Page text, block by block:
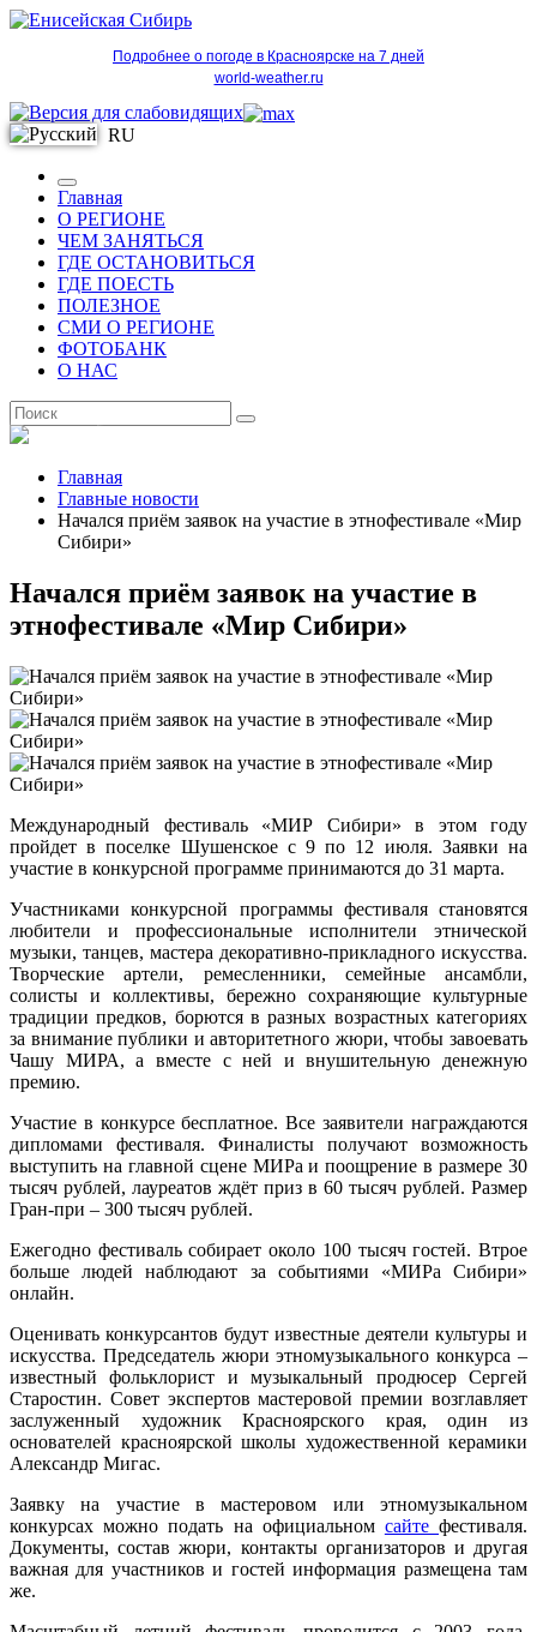
Подробнее о погоде в Красноярске на 7 дней
world-weather.ru
RU
Главная
О РЕГИОНЕ
ЧЕМ ЗАНЯТЬСЯ
ГДЕ ОСТАНОВИТЬСЯ
ГДЕ ПОЕСТЬ
ПОЛЕЗНОЕ
СМИ О РЕГИОНЕ
ФОТОБАНК
О НАС
Главная
Главные новости
Начался приём заявок на участие в этнофестивале «Мир
Сибири»
Начался приём заявок на участие в
этнофестивале «Мир Сибири»
Международный фестиваль «МИР Сибири» в этом году
пройдет в поселке Шушенское с 9 по 12 июля. Заявки на
участие в конкурсной программе принимаются до 31 марта.
Участниками конкурсной программы фестиваля становятся
любители и профессиональные исполнители этнической
музыки, танцев, мастера декоративно-прикладного искусства.
Творческие артели, ремесленники, семейные ансамбли,
солисты и коллективы, бережно сохраняющие культурные
традиции предков, борются в разных возрастных категориях
за внимание публики и авторитетного жюри, чтобы завоевать
Чашу МИРА, а вместе с ней и внушительную денежную
премию.
Участие в конкурсе бесплатное. Все заявители награждаются
дипломами фестиваля. Финалисты получают возможность
выступить на главной сцене МИРа и поощрение в размере 30
тысяч рублей, лауреатов ждёт приз в 60 тысяч рублей. Размер
Гран-при – 300 тысяч рублей.
Ежегодно фестиваль собирает около 100 тысяч гостей. Втрое
больше людей наблюдают за событиями «МИРа Сибири»
онлайн.
Оценивать конкурсантов будут известные деятели культуры и
искусства. Председатель жюри этномузыкального конкурса –
известный фольклорист и музыкальный продюсер Сергей
Старостин. Совет экспертов мастеровой премии возглавляет
заслуженный художник Красноярского края, один из
основателей красноярской школы художественной керамики
Александр Мигас.
Заявку на участие в мастеровом или этномузыкальном
конкурсах можно подать на официальном сайтефестиваля.
Документы, состав жюри, контакты организаторов и другая
важная для участников и гостей информация размещена там
же.